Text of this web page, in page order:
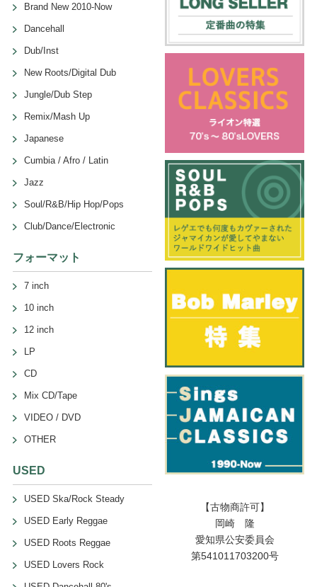
Brand New 2010-Now
Dancehall
Dub/Inst
New Roots/Digital Dub
Jungle/Dub Step
Remix/Mash Up
Japanese
Cumbia / Afro / Latin
Jazz
Soul/R&B/Hip Hop/Pops
Club/Dance/Electronic
フォーマット
7 inch
10 inch
12 inch
LP
CD
Mix CD/Tape
VIDEO / DVD
OTHER
USED
USED Ska/Rock Steady
USED Early Reggae
USED Roots Reggae
USED Lovers Rock
【古物商許可】
岡崎 隆
愛知県公安委員会
第541011703200号